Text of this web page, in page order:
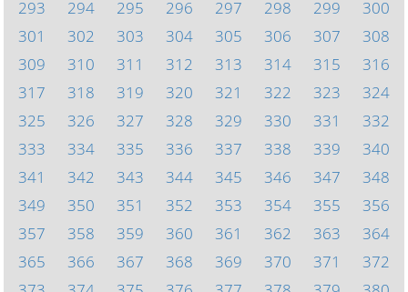
293
294 295 296 297 298 299
300
301
302 303 304 305 306 307
308
309
310 311 312 313 314 315
316
317
318 319 320 321 322 323
324
325
326 327 328 329 330 331
332
333
334 335 336 337 338 339
340
341
342 343 344 345 346 347
348
349
350 351 352 353 354 355
356
357
358 359 360 361 362 363
364
365
366 367 368 369 370 371
372